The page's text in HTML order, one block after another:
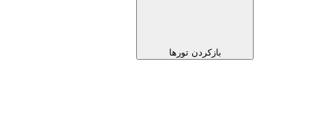
بازکردن تورها